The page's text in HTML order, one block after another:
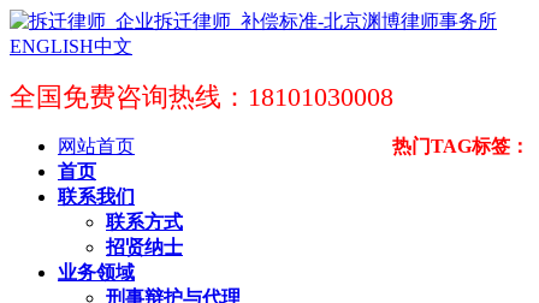
ENGLISH中文
全国免费咨询热线：18101030008
热门TAG标签：
网站首页
首页
联系我们
联系方式
招贤纳士
业务领域
刑事辩护与代理